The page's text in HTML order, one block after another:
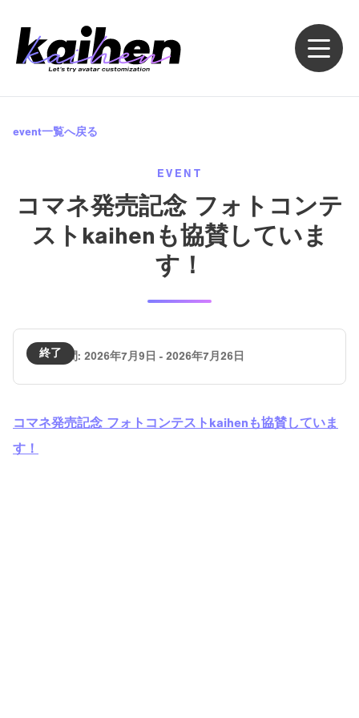
event一覧へ戻る
EVENT
コマネ発売記念 フォトコンテ
ストkaihenも協賛していま
す！
終了
開催期間: 2026年7月9日 - 2026年7月26日
コマネ発売記念 フォトコンテストkaihenも協賛していま
す！